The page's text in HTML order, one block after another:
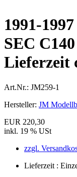
1991-
SEC
Lieferzeit
Art.Nr.: JM259-1
Hersteller: JM
EUR 220,30
inkl. 19 % USt
zzgl.
Lieferzeit :